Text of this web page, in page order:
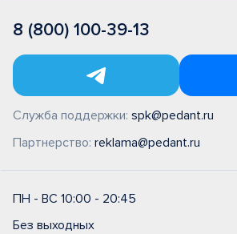
8 (800) 100-39-13
Служба поддержки: spk@pedant.ru
Партнерство: reklama@pedant.ru
ПН - ВС 10:00 - 20:45
Без выходных